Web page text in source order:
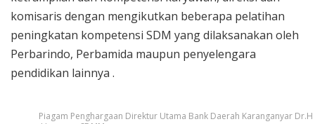
komisaris dengan mengikutkan beberapa pelatihan
peningkatan kompetensi SDM yang dilaksanakan oleh
Perbarindo, Perbamida maupun penyelengara
pendidikan lainnya .
Piagam Penghargaan Direktur Utama Bank Daerah Karanganyar Dr.H